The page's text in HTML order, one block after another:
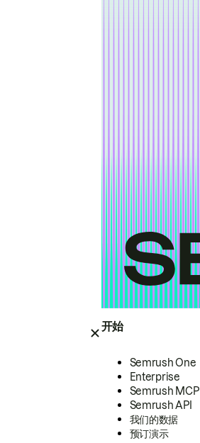
开始
Semrush One
Enterprise
Semrush MCP
Semrush API
我们的数据
预订演示